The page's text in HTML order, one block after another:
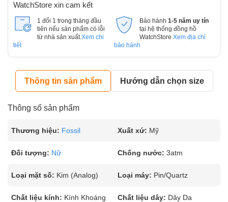
WatchStore xin cam kết
1 đổi 1 trong tháng đầu
tiên nếu sản phẩm có lỗi
từ nhà sản xuất. Xem chi
tiết
Bảo hành 1-5 năm uy tín
tại hệ thống đồng hồ
WatchStore Xem địa chỉ
bảo hành
Thông tin sản phẩm Hướng dẫn chọn size
Thông số sản phẩm
Thương hiệu: Fossil Xuất xứ: Mỹ
Đối tượng: Nữ Chống nước: 3atm
Loại mặt số: Kim (Analog) Loại máy: Pin/Quartz
Chất liệu kính: Kính Khoáng Chất liệu dây: Dây Da